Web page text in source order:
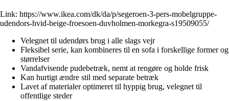
Link: https://www.ikea.com/dk/da/p/segeroen-3-pers-mobelgruppe-
udendors-hvid-beige-froesoen-duvholmen-morkegra-s19509055/
Velegnet til udendørs brug i alle slags vejr
Fleksibel serie, kan kombineres til en sofa i forskellige former og
størrelser
Vandafvisende pudebetræk, nemt at rengøre og holde frisk
Kan hurtigt ændre stil med separate betræk
Lavet af materialer optimeret til hyppig brug, velegnet til
offentlige steder